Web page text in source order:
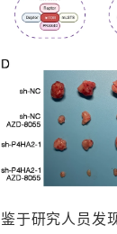
鉴于研究人员发